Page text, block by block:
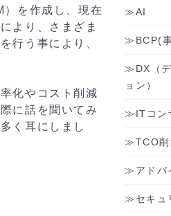
を作成し、現在
より、さまざま
行う事により、
化やコスト削減
に話を聞いてみ
く耳にしまし
AI
BCP(
DX（
ョン）
ITコン
TCO
アドバ
セキュ